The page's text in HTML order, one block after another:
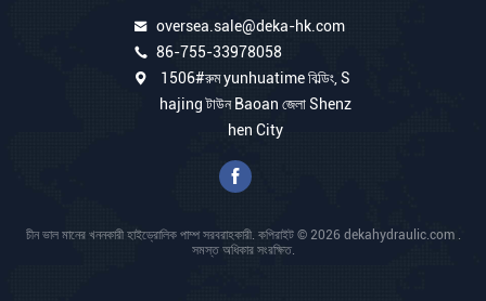
oversea.sale@deka-hk.com
86-755-33978058
1506#রুম yunhuatime বিল্ডিং, S
hajing টাউন Baoan জেলা Shenz
hen City
চীন ভাল মানের খননকারী হাইড্রোলিক পাম্প সরবরাহকারী. কপিরাইট © 2026 dekahydraulic.com .
সমস্ত অধিকার সংরক্ষিত.